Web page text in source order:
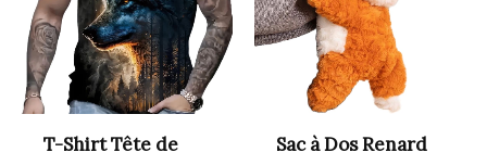
T-Shirt Tête de
Sac à Dos Renard